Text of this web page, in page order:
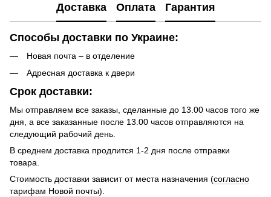
Доставка Оплата Гарантия
Способы доставки по Украине:
Новая почта – в отделение
Адресная доставка к двери
Срок доставки:
Мы отправляем все заказы, сделанные до 13.00 часов того же
дня, а все заказанные после 13.00 часов отправляются на
следующий рабочий день.
В среднем доставка продлится 1-2 дня после отправки
товара.
Стоимость доставки зависит от места назначения (согласно
тарифам Новой почты).